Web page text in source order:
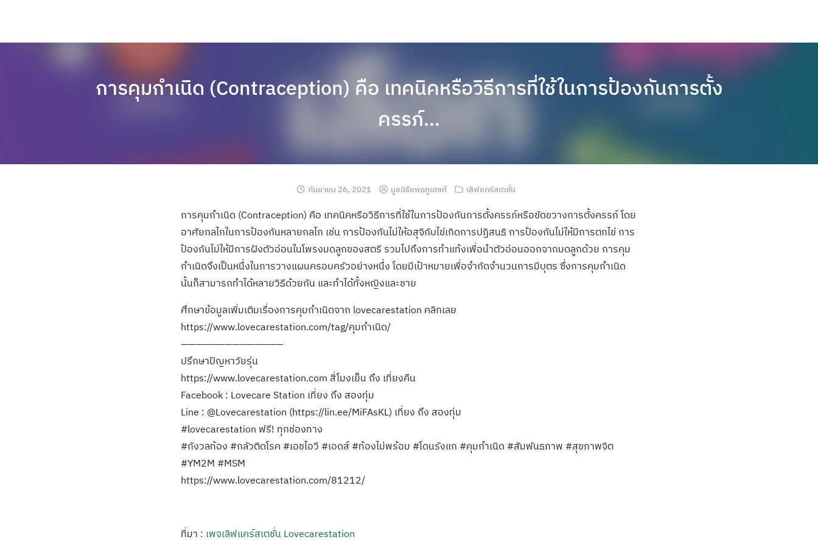
การคุมกำเนิด (Contraception) คือ เทคนิคหรือวิธีการที่ใช้ในการป้องกันการตั้ง
ครรภ์…
กันยายน 26, 2021 มูลนิธิแพธทูเฮลท์ เลิฟแคร์สเตชั่น
การคุมกำเนิด (Contraception) คือ เทคนิคหรือวิธีการที่ใช้ในการป้องกันการตั้งครรภ์หรือขัดขวางการตั้งครรภ์ โดย
อาศัยกลไกในการป้องกันหลายกลไก เช่น การป้องกันไม่ให้อสุจิกับไข่เกิดการปฏิสนธิ การป้องกันไม่ให้มีการตกไข่ การ
ป้องกันไม่ให้มีการฝังตัวอ่อนในโพรงมดลูกของสตรี รวมไปถึงการทำแท้งเพื่อนำตัวอ่อนออกจากมดลูกด้วย การคุม
กำเนิดจึงเป็นหนึ่งในการวางแผนครอบครัวอย่างหนึ่ง โดยมีเป้าหมายเพื่อจำกัดจำนวนการมีบุตร ซึ่งการคุมกำเนิด
นั้นก็สามารถทำได้หลายวิธีด้วยกัน และทำได้ทั้งหญิงและชาย
ศึกษาข้อมูลเพิ่มเติมเรื่องการคุมกำเนิดจาก lovecarestation คลิกเลย
https://www.lovecarestation.com/tag/คุมกำเนิด/
——————————————
ปรึกษาปัญหาวัยรุ่น
https://www.lovecarestation.com สี่โมงเย็น ถึง เที่ยงคืน
Facebook : Lovecare Station เที่ยง ถึง สองทุ่ม
Line : @Lovecarestation (https://lin.ee/MiFAsKL) เที่ยง ถึง สองทุ่ม
#lovecarestation ฟรี! ทุกช่องทาง
#กังวลท้อง #กลัวติดโรค #เอชไอวี #เอดส์ #ท้องไม่พร้อม #โดนรังแก #คุมกำเนิด #สัมพันธภาพ #สุขภาพจิต
#YM2M #MSM
https://www.lovecarestation.com/81212/
ที่มา : เพจเลิฟแคร์สเตชั่น Lovecarestation